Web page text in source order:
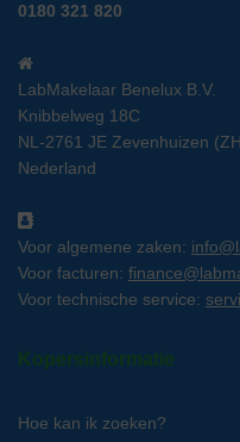
0180 321 820
LabMakelaar Benelux B.V.
Knibbelweg 18C
NL-2761 JE Zevenhuizen
Nederland
Voor algemene zaken:
Voor facturen:
Voor technische service:
Kopersinformatie
Hoe kan ik zoeken?